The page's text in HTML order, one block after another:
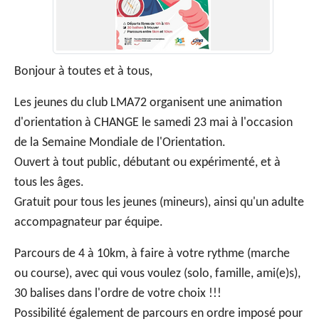
Bonjour à toutes et à tous,
Les jeunes du club LMA72 organisent une animation
d'orientation à CHANGE le samedi 23 mai à l'occasion
de la Semaine Mondiale de l'Orientation.
Ouvert à tout public, débutant ou expérimenté, et à
tous les âges.
Gratuit pour tous les jeunes (mineurs), ainsi qu'un adulte
accompagnateur par équipe.
Parcours de 4 à 10km, à faire à votre rythme (marche
ou course), avec qui vous voulez (solo, famille, ami(e)s),
30 balises dans l'ordre de votre choix !!!
Possibilité également de parcours en ordre imposé pour